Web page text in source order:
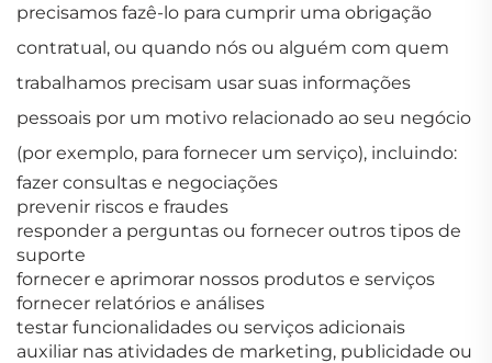
precisamos fazê-lo para cumprir uma obrigação
contratual, ou quando nós ou alguém com quem
trabalhamos precisam usar suas informações
pessoais por um motivo relacionado ao seu negócio
(por exemplo, para fornecer um serviço), incluindo:
fazer consultas e negociações
prevenir riscos e fraudes
responder a perguntas ou fornecer outros tipos de
suporte
fornecer e aprimorar nossos produtos e serviços
fornecer relatórios e análises
testar funcionalidades ou serviços adicionais
auxiliar nas atividades de marketing, publicidade ou